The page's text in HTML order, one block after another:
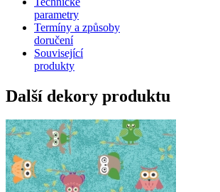
parametry
Termíny a způsoby
doručení
Související
produkty
Další dekory produktu